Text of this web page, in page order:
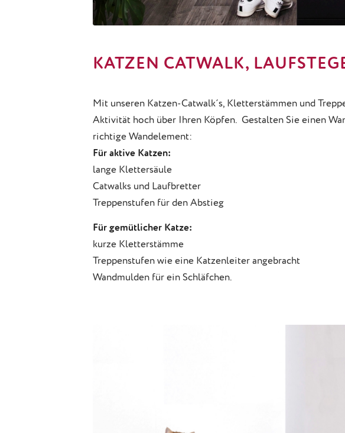
KATZEN CATWALK,
Mit unseren Katzen-Catwalk´s, Kletterstämmen und
Aktivität hoch über Ihren Köpfen. Gestalten Sie einen
richtige Wandelement:
Für aktive Katzen:
lange Klettersäule
Catwalks und Laufbretter
Treppenstufen für den Abstieg
Für gemütlicher Katze:
kurze Kletterstämme
Treppenstufen wie eine Katzenleiter angebracht
Wandmulden für ein Schläfchen.